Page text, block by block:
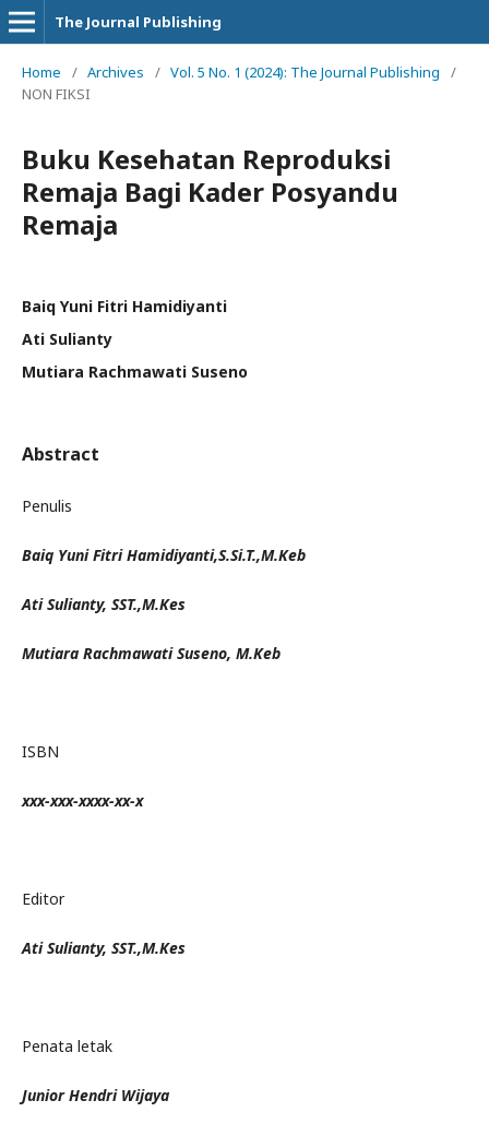
The Journal Publishing
Home / Archives / Vol. 5 No. 1 (2024): The Journal Publishing
/
NON FIKSI
Buku Kesehatan Reproduksi
Remaja Bagi Kader Posyandu
Remaja
Baiq Yuni Fitri Hamidiyanti
Ati Sulianty
Mutiara Rachmawati Suseno
Abstract
Penulis
Baiq Yuni Fitri Hamidiyanti,S.Si.T.,M.Keb
Ati Sulianty, SST.,M.Kes
Mutiara Rachmawati Suseno, M.Keb
ISBN
xxx-xxx-xxxx-xx-x
Editor
Ati Sulianty, SST.,M.Kes
Penata letak
Junior Hendri Wijaya